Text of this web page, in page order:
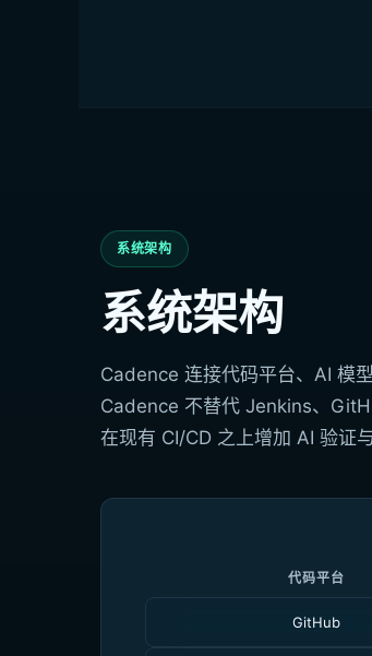
系统架构
系统架构
Cadence 连接代码平台、AI 模
Cadence 不替代 Jenkins、
在现有 CI/CD 之上增加 AI 验证与
代码平台
GitHub